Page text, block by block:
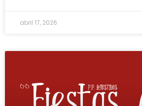
abril 17, 2026